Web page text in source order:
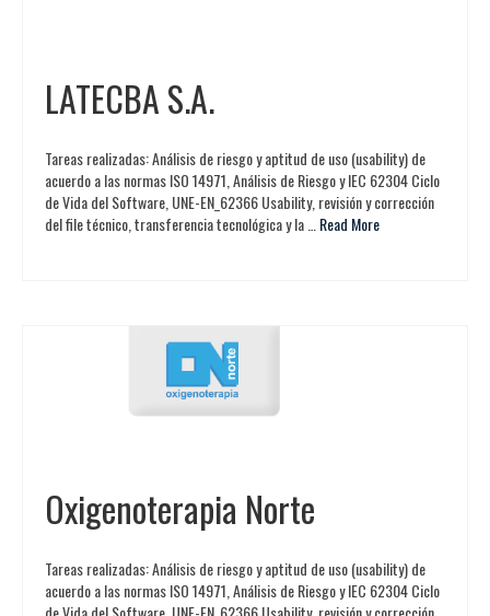
LATECBA S.A.
Tareas realizadas: Análisis de riesgo y aptitud de uso (usability) de
acuerdo a las normas ISO 14971, Análisis de Riesgo y IEC 62304 Ciclo
de Vida del Software, UNE-EN_62366 Usability, revisión y corrección
del file técnico, transferencia tecnológica y la …Read More
Oxigenoterapia Norte
Tareas realizadas: Análisis de riesgo y aptitud de uso (usability) de
acuerdo a las normas ISO 14971, Análisis de Riesgo y IEC 62304 Ciclo